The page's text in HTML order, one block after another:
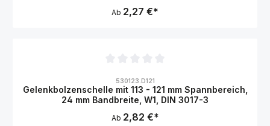
Ab 2,27 €*
530123.D121
Gelenkbolzenschelle mit 113 - 121 mm Spannbereich,
24 mm Bandbreite, W1, DIN 3017-3
Ab 2,82 €*